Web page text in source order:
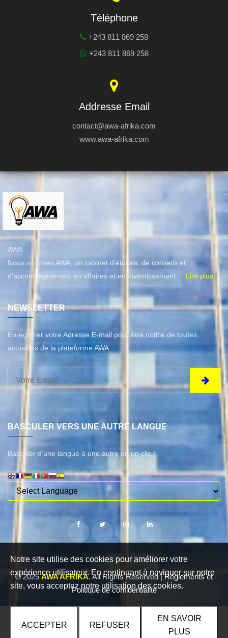
Notre site utilise des cookies pour améliorer votre
expérience utilisateur. En continuant à naviguer sur notre
site, vous acceptez notre utilisation des cookies.
ACCEPTER REFUSER
EN SAVOIR
PLUS
Téléphone
+243 811 869 258
+243 811 869 258
Addresse Email
contact@awa-afrika.com
www.awa-afrika.com
AWA
Nous sommes AWA, un cabinet d’études, de conseils et
d'accompagnement en affaires et en investissement.
...Lire plus
NEWSLETTER
Enregistrer votre Adresse E-mail pour être notifié de toutes
actualités de la plateforme AWA
BASCULER VERS UNE AUTRE LANGUE
Basculer d'une langue à une autre en un clic !
© 2025AWA AFRIKA. All Rights Reserved |Règlements et
Politique de confidentialité